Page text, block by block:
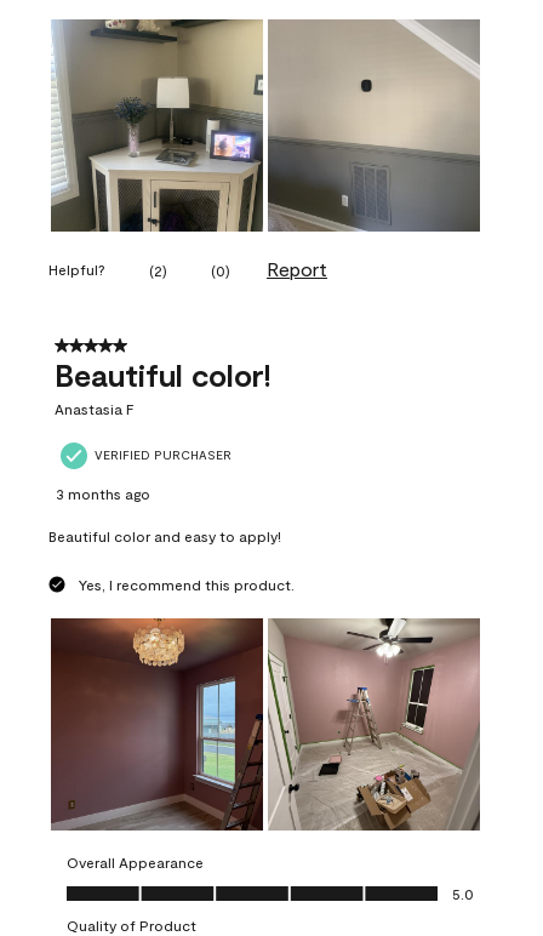
Helpful? (2) (0) Report
5 out of 5 stars.
Beautiful color!
Anastasia F
VERIFIED PURCHASER
3 months ago
Beautiful color and easy to apply!
Yes, I recommend this product.
Overall Appearance
Overall Appearance, 5.0 out of 5
5.0
Quality of Product